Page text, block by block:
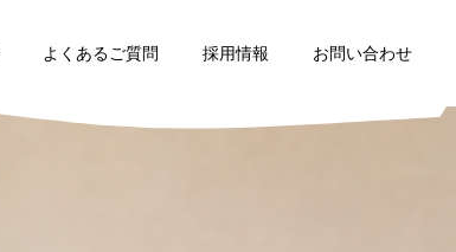
よくあるご質問 採用情報 お問い合わせ